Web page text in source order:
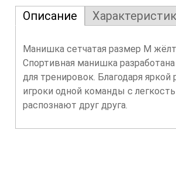
Описание
Манишка сетчатая размер М
Спортивная манишка
для тренировок. Благодаря яркой
игроки одной команды с
распознают друг друга.